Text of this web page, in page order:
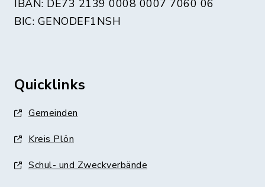
IBAN: DE73 2139 0008 0007 7060 06
BIC: GENODEF1NSH
Quicklinks
Gemeinden
Kreis Plön
Schul- und Zweckverbände